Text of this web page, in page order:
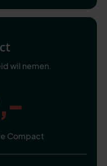
wil nemen.
Compact